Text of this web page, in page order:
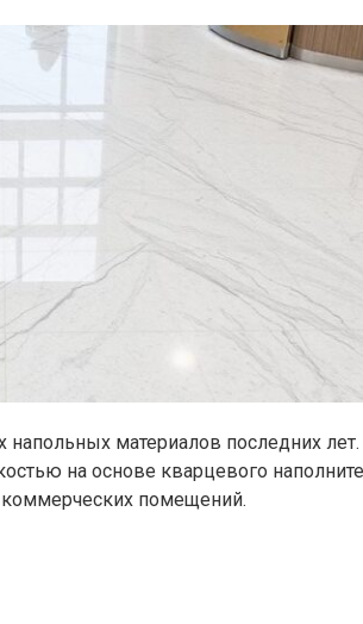
материалов последних
на основе кварцевого
коммерческих помещений.